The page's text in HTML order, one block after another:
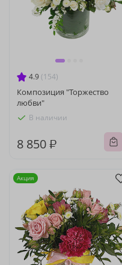
4.9 (154)
Композиция "Торжество
любви"
В наличии
8 850 ₽
Акция